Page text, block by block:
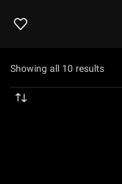
Showing all 10 results